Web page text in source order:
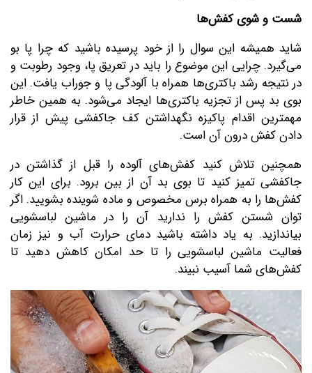
شست و شوی کفش‌ها
شاید همیشه این سوال را از خود پرسیده باشید که چرا پا بو
می‌گیرد. چرایی این موضوع را باید در تعریق پا، وجود رطوبت و
در نتیجه رشد باکتری‌ها همراه با آلودگی پا و جوراب یافت. این
بوی بد پس از تجزیه باکتری‌ها ایجاد می‌شود. به همین خاطر
مهمترین اقدام پاکیزه نگهداشتن کف جاکفشی پیش از قرار
دادن کفش درون آن است.
همچنین تلاش کنید کفش‌های آلوده را قبل از گذاشتن در
جاکفشی تمیز کنید تا بوی بد آن از بین برود. برای این کار
کفش‌ها را به همراه برس مخصوص و ماده شوینده بشویید. اگر
توان شستن کفش را ندارید آن را در ماشین لباسشویی
بیاندازید. به یاد داشته باشید دمای حرارت آب و نیز زمان
فعالیت ماشین لباسشویی را تا حد امکان کاهش دهید تا
کفش‌های شما آسیب نبیند.